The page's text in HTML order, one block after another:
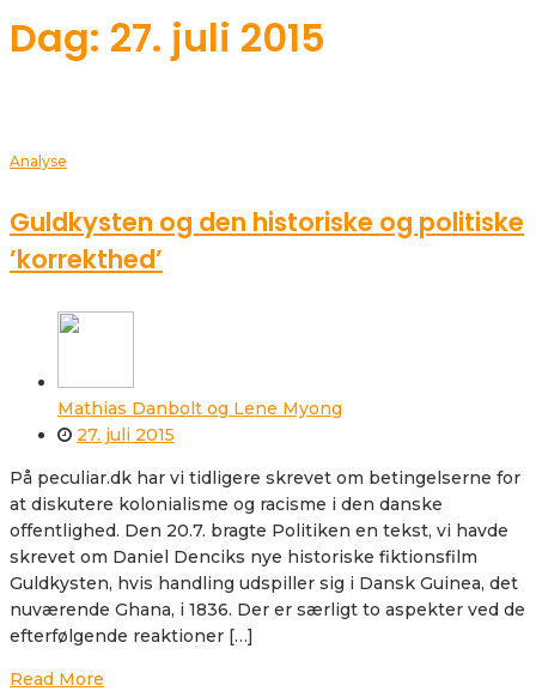
Dag: 27. juli 2015
Analyse
Guldkysten og den historiske og politiske
’korrekthed’
Mathias Danbolt og Lene Myong
27. juli 2015
På peculiar.dk har vi tidligere skrevet om betingelserne for
at diskutere kolonialisme og racisme i den danske
offentlighed. Den 20.7. bragte Politiken en tekst, vi havde
skrevet om Daniel Denciks nye historiske fiktionsfilm
Guldkysten, hvis handling udspiller sig i Dansk Guinea, det
nuværende Ghana, i 1836. Der er særligt to aspekter ved de
efterfølgende reaktioner […]
Read More